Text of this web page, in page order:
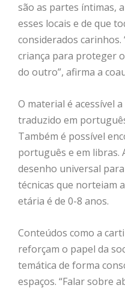
são as partes íntimas,
esses locais e de que
considerados carinhos.
criança para proteger
do outro”, afirma a
O material é acessível
traduzido em
Também é possível
português e em libras.
desenho universal
técnicas que norteiam
etária é de 0-8 anos.
Conteúdos como a
reforçam o papel da
temática de forma
espaços. “Falar sobre